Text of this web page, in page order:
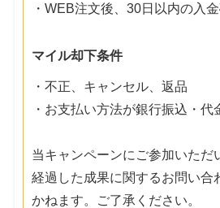
・WEB注文後、30日以内の入
マイル却下条件
・不正、キャンセル、返品
・お支払い方法が銀行振込・代
当キャンペーンにご参加いただ
経過した成果に関するお問い合
かねます。ご了承ください。